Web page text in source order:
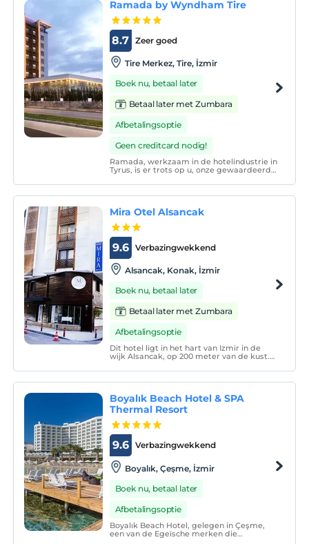
Ramada by Wyndham Tire
Zeer goed
8.7
Tire Merkez, Tire, İzmir
Boek nu, betaal later
Betaal later met Zumbara
Afbetalingsoptie
Geen creditcard nodig!
Ramada, werkzaam in de hotelindustrie in
Tyrus, is er trots op u, onze gewaardeerde
jarenlange ervaring. U kunt er zeker van
zijn dat u in ons 5-sterrenhotel een service
Mira Otel Alsancak
Verbazingwekkend
9.6
Alsancak, Konak, İzmir
Boek nu, betaal later
Betaal later met Zumbara
Afbetalingsoptie
Dit hotel ligt in het hart van Izmir in de
wijk Alsancak, op 200 meter van de kust.
een lcd-tv en een spacentrum met een
binnenzwembad. WiFi is gratis.
Boyalık Beach Hotel & SPA
Thermal Resort
Verbazingwekkend
9.6
Boyalık, Çeşme, İzmir
Boek nu, betaal later
Afbetalingsoptie
Boyalık Beach Hotel, gelegen in Çeşme,
een van de Egeïsche merken die